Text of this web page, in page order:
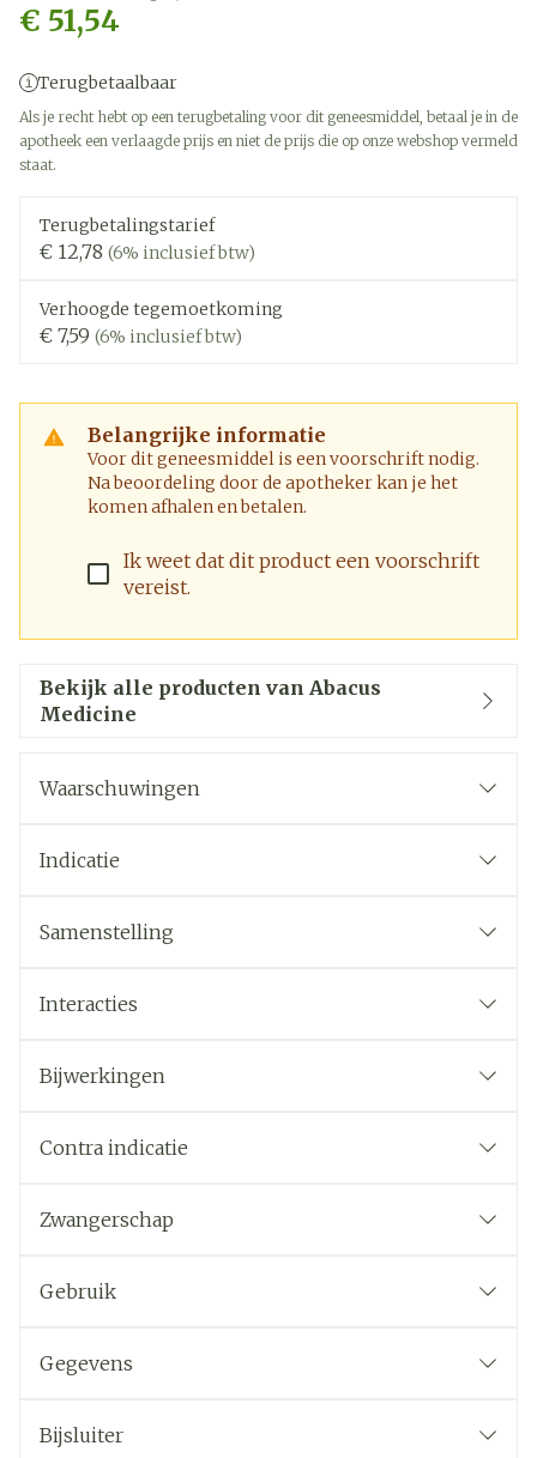
€ 51,54
Terugbetaalbaar
Als je recht hebt op een terugbetaling voor dit geneesmiddel, betaal je in de
apotheek een verlaagde prijs en niet de prijs die op onze webshop vermeld
staat.
Terugbetalingstarief
€ 12,78 (6% inclusief btw)
Verhoogde tegemoetkoming
€ 7,59 (6% inclusief btw)
Belangrijke informatie
Voor dit geneesmiddel is een voorschrift nodig.
Na beoordeling door de apotheker kan je het
komen afhalen en betalen.
Ik weet dat dit product een voorschrift
vereist.
Bekijk alle producten van Abacus
Medicine
Waarschuwingen
Indicatie
Samenstelling
Interacties
Bijwerkingen
Contra indicatie
Zwangerschap
Gebruik
Gegevens
Bijsluiter